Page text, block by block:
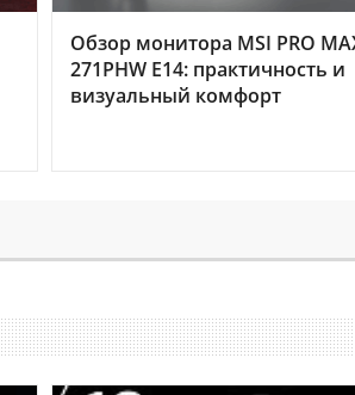
Обзор монитора MSI PRO
271PHW E14: практичность и
визуальный комфорт